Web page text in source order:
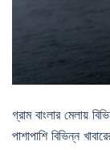
গ্রাম বাংলার মেলায়
পাশাপাশি বিভিন্ন